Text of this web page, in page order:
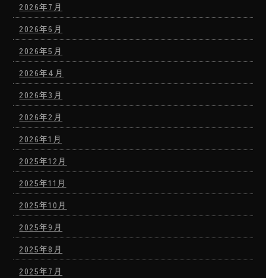
2026年7月
2026年6月
2026年5月
2026年4月
2026年3月
2026年2月
2026年1月
2025年12月
2025年11月
2025年10月
2025年9月
2025年8月
2025年7月